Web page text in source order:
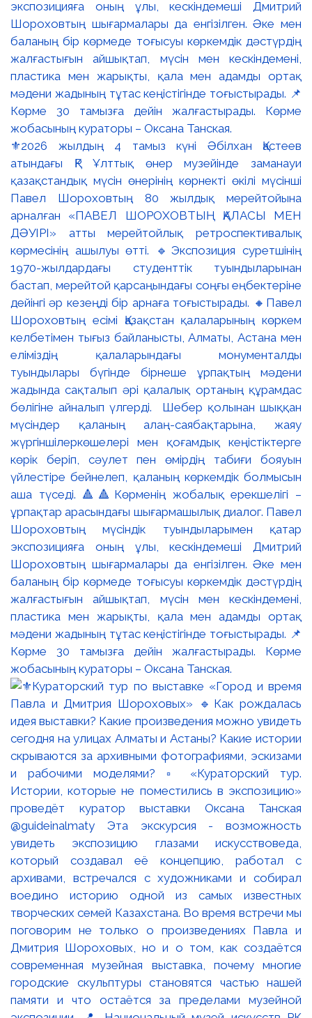
⚜️2026 жылдың 4 тамыз күні Әбілхан Қастеев
атындағы ҚР Ұлттық өнер музейінде заманауи
қазақстандық мүсін өнерінің көрнекті өкілі мүсінші
Павел Шороховтың 80 жылдық мерейтойына
арналған «ПАВЕЛ ШОРОХОВТЫҢ ҚАЛАСЫ МЕН
ДӘУІРІ» атты мерейтойлық ретроспективалық
көрмесінің ашылуы өтті. 🔹Экспозиция суретшінің
1970-жылдардағы студенттік туындыларынан
бастап, мерейтой қарсаңындағы соңғы еңбектеріне
дейінгі әр кезеңді бір арнаға тоғыстырады. 🔸Павел
Шороховтың есімі Қазақстан қалаларының көркем
келбетімен тығыз байланысты, Алматы, Астана мен
еліміздің қалаларындағы монументалды
туындылары бүгінде бірнеше ұрпақтың мәдени
жадында сақталып әрі қалалық ортаның құрамдас
бөлігіне айналып үлгерді. Шебер қолынан шыққан
мүсіндер қаланың алаң-саябақтарына, жаяу
жүргіншілеркөшелері мен қоғамдық кеңістіктерге
көрік беріп, сәулет пен өмірдің табиғи бояуын
үйлестіре бейнелеп, қаланың көркемдік болмысын
аша түседі. 🔺🔺Көрменің жобалық ерекшелігі –
ұрпақтар арасындағы шығармашылық диалог. Павел
Шороховтың мүсіндік туындыларымен қатар
экспозицияға оның ұлы, кескіндемеші Дмитрий
Шороховтың шығармалары да енгізілген. Әке мен
баланың бір көрмеде тоғысуы көркемдік дәстүрдің
жалғастығын айшықтап, мүсін мен кескіндемені,
пластика мен жарықты, қала мен адамды ортақ
мәдени жадының тұтас кеңістігінде тоғыстырады. 📌
Көрме 30 тамызға дейін жалғастырады. Көрме
жобасының кураторы – Оксана Танская.